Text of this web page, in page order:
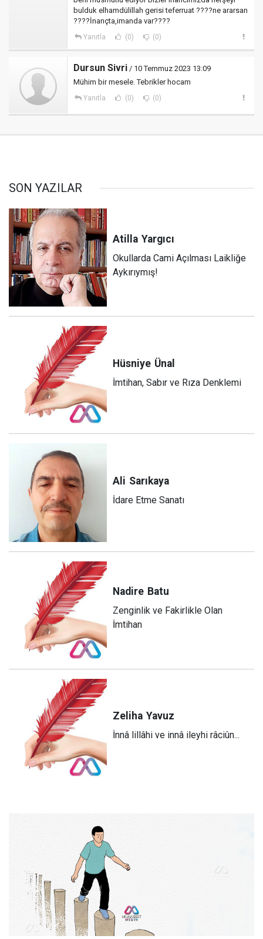
bulduk elhamdülillah gerisi teferruat ????ne ararsan
????İnançta,imanda var????️
Yanıtla (0) (0)
Dursun Sivri / 10 Temmuz 2023 13:09
Mühim bir mesele. Tebrikler hocam
Yanıtla (0) (0)
SON YAZILAR
Atilla Yargıcı
Okullarda Cami Açılması Laikliğe
Aykırıymış!
Hüsniye Ünal
İmtihan, Sabır ve Rıza Denklemi
Ali Sarıkaya
İdare Etme Sanatı
Nadire Batu
Zenginlik ve Fakirlikle Olan
İmtihan
Zeliha Yavuz
​İnnâ lillâhi ve innâ ileyhi râciûn...